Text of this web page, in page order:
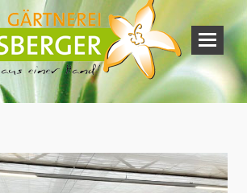
Hitzeresistente Pflanzen für unsere Gärten
Virtueller Rundgang in der Erlebnisgärtnerei
So bleibt Ihr grünes Paradies gesund und schön
Workshop Herbststrauß